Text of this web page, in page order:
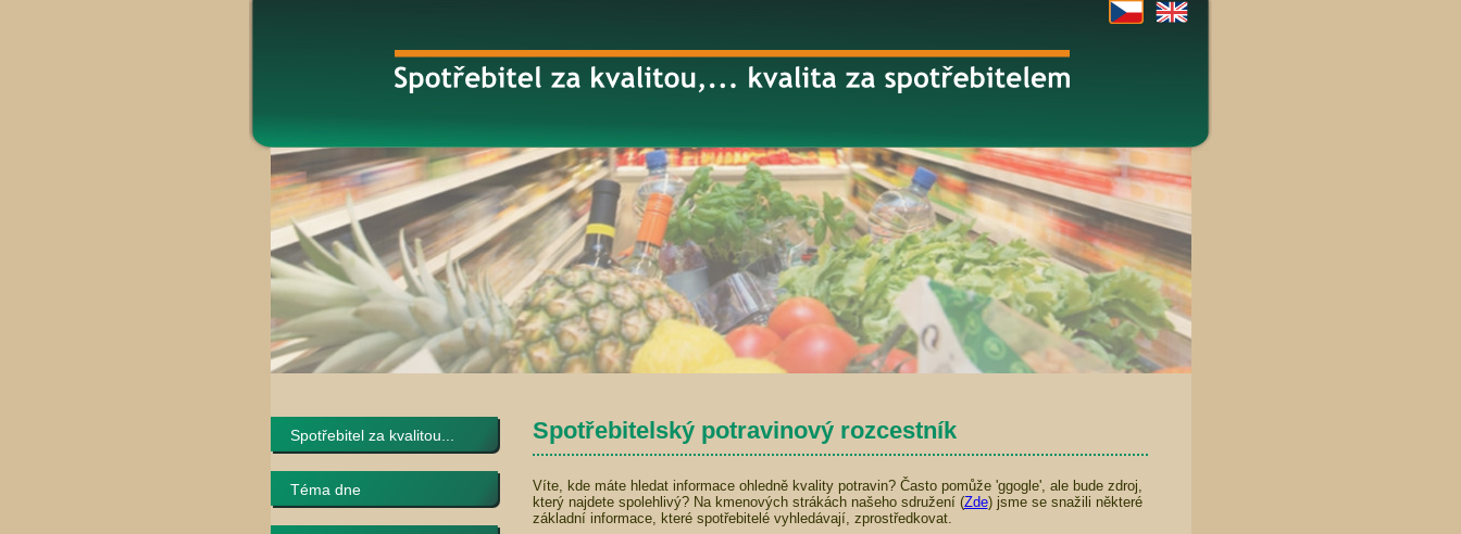
Spotřebitel za kvalitou...
Téma dne
Spotřebitelský potravinový rozcestník
Víte, kde máte hledat informace ohledně kvality potravin? Často pomůže 'ggogle', ale bude zdroj,
který najdete spolehlivý? Na kmenových strákách našeho sdružení (Zde) jsme se snažili některé
základní informace, které spotřebitelé vyhledávají, zprostředkovat.